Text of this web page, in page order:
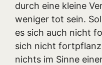
durch eine kleine
weniger tot sein.
es sich auch nicht
sich nicht
nichts im Sinne